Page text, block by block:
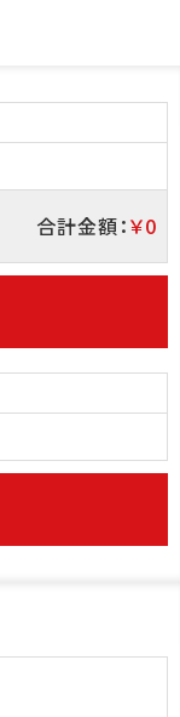
合計金額：￥0